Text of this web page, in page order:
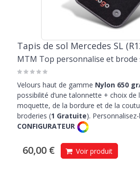
Tapis de sol Mercedes SL
MTM Top personnalise et brode
Velours haut de gamme Nylon 650
possibilité d’une talonnette + choix de
moquette, de la bordure et de la
broderies (1 Gratuite).
CONFIGURATEUR
60,00 € Voir produit